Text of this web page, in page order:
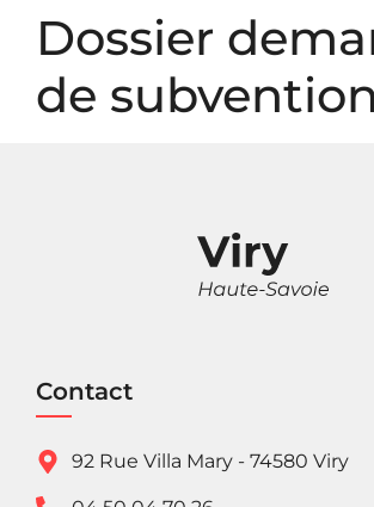
Dossier
de subvention
Contact
92 Rue Villa Mary - 74580 Viry
Panneau de gestion des cookies